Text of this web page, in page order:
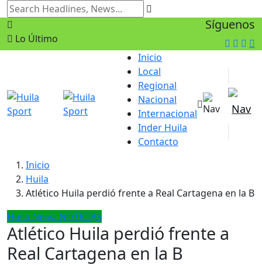
Lo Último
Síguenos
Inicio
Local
Regional
Nacional
Internacional
Inder Huila
Contacto
Inicio
Huila
Atlético Huila perdió frente a Real Cartagena en la B
Huila Neiva NOTICIAS
Atlético Huila perdió frente a
Real Cartagena en la B